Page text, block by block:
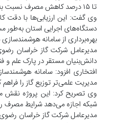
تا ۱۵ درصد کاهش مصرف نسبت به پارسال را محقق کنند.
وی گفت: این ارزیابی‌ها با دقت
دستگاه‌های اجرایی استان به‌طور
بهره‌برداری از سامانه
مدیرعامل شرکت گاز خراسان
دانش‌بنیان مستقر در پارک علم و
افتخاری افزود: سامانه
مدیریت علمی‌تر توزیع گاز را فراهم
وی تصریح کرد: این پروژه نقش
شبکه اجازه می‌دهد شرایط مصرف
مدیرعامل شرکت گاز خراسان